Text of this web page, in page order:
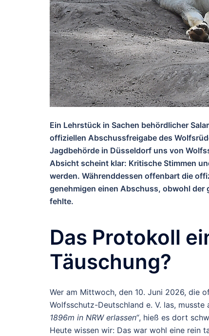
Ein Lehrstück in Sachen behördlicher
offiziellen Abschussfreigabe des
Jagdbehörde in Düsseldorf uns von
Absicht scheint klar: Kritische Stimmen
werden. Währenddessen offenbart die
genehmigen einen Abschuss, obwohl
fehlte.
Das Protokoll
Täuschung?
Wer am Mittwoch, den 10. Juni 2026, die
Wolfsschutz-Deutschland e. V. las, musste
1896m in NRW erlassen“, hieß es dort
Heute wissen wir: Das war wohl eine rein